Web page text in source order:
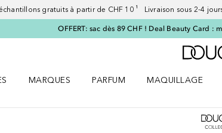
gratuits à partir de CHF 10 ¹ Livraison sous 2-4
OFFERT: sac dès 89 CHF ! Deal Beauty Card :
MARQUES
PARFUM
MAQUILLAGE